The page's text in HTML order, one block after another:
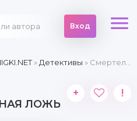
Вход
» Детективы » Смертельная ртутная ложь
ЛОЖЬ
+ !